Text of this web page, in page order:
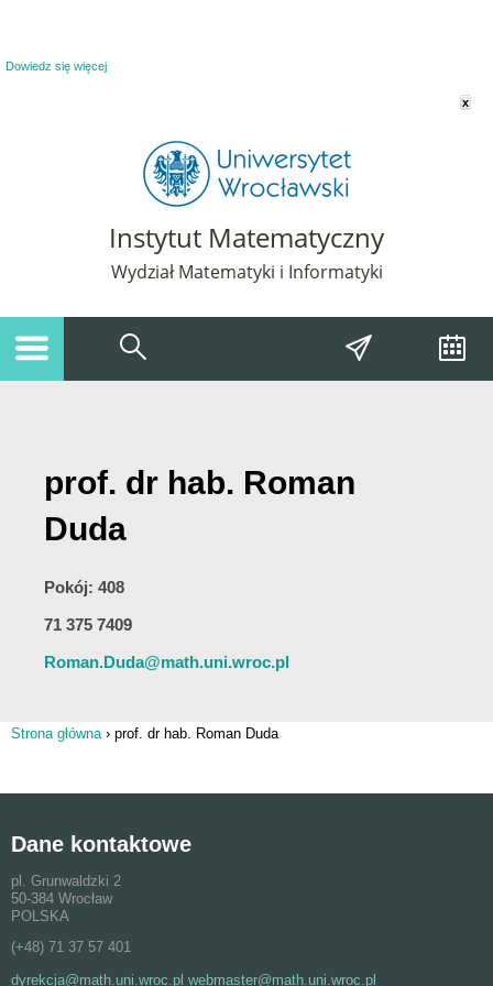
Dowiedz się więcej
x
Instytut Matematyczny
Wydział Matematyki i Informatyki
prof. dr hab. Roman
Duda
Pokój: 408
71 375 7409
Roman.Duda@math.uni.wroc.pl
Strona główna› prof. dr hab. Roman Duda
Dane kontaktowe
pl. Grunwaldzki 2
50-384 Wrocław
POLSKA
(+48) 71 37 57 401
dyrekcja@math.uni.wroc.pl webmaster@math.uni.wroc.pl